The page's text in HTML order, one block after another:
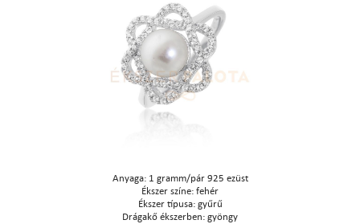
Anyaga: 1 gramm/pár 925 ezüst
Ékszer színe: fehér
Ékszer típusa: gyűrű
Drágakő ékszerben: gyöngy